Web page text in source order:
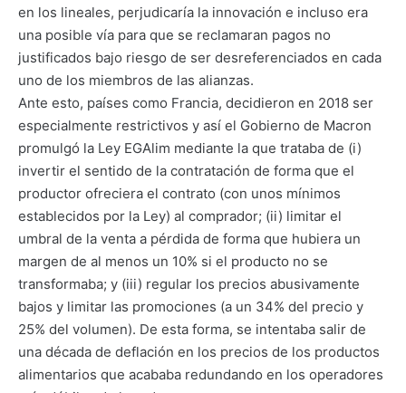
en los lineales, perjudicaría la innovación e incluso era
una posible vía para que se reclamaran pagos no
justificados bajo riesgo de ser desreferenciados en cada
uno de los miembros de las alianzas.
Ante esto, países como Francia, decidieron en 2018 ser
especialmente restrictivos y así el Gobierno de Macron
promulgó la Ley EGAlim mediante la que trataba de (i)
invertir el sentido de la contratación de forma que el
productor ofreciera el contrato (con unos mínimos
establecidos por la Ley) al comprador; (ii) limitar el
umbral de la venta a pérdida de forma que hubiera un
margen de al menos un 10% si el producto no se
transformaba; y (iii) regular los precios abusivamente
bajos y limitar las promociones (a un 34% del precio y
25% del volumen). De esta forma, se intentaba salir de
una década de deflación en los precios de los productos
alimentarios que acababa redundando en los operadores